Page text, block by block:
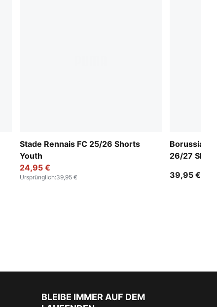
Stade Rennais FC 25/26 Shorts
Youth
24,95 €
Ursprünglich:39,95 €
Borussia
26/27
39,95 €
BLEIBE IMMER AUF DEM